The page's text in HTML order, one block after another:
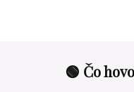
🟢 Čo